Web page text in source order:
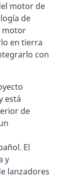
motor de
de
motor
en tierra
con
está
de
El
y
lanzadores